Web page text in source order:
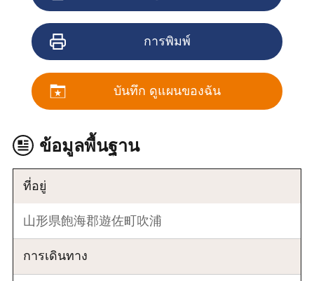
การพิมพ์
บันทึก ดูแผนของฉัน
ข้อมูลพื้นฐาน
ที่อยู่
山形県飽海郡遊佐町吹浦
การเดินทาง